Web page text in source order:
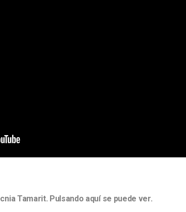
Tamarit. Pulsando aquí se puede ver.